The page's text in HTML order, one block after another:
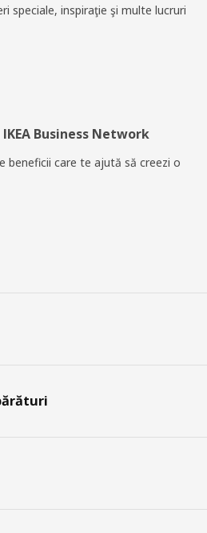
speciale, inspiraţie şi multe lucruri
Business Network
beneficii care te ajută să creezi o